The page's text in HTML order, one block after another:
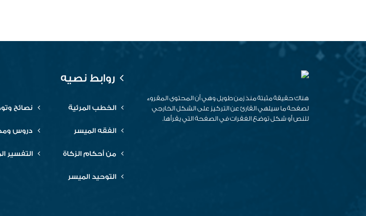
هناك حقيقة مثبتة منذ زمن طويل وهي أن المحتوى المقروء
لصفحة ما سيلهي القارئ عن التركيز على الشكل الخارجي
للنص أو شكل توضع الفقرات في الصفحة التي يقرأها.
روابط نصيه
الخطب المرئية نصائح
الفقه الميسر دروس
من أحكام الزكاة التفسير
التوحيد الميسر